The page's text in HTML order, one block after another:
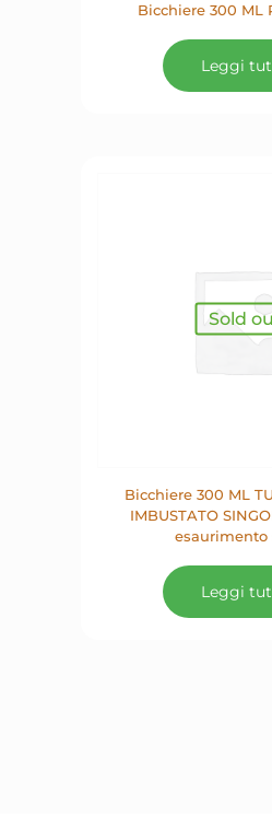
Bicchiere 300 ML
Leggi
Sold
Bicchiere 300 ML
IMBUSTATO
esaurimento
Leggi